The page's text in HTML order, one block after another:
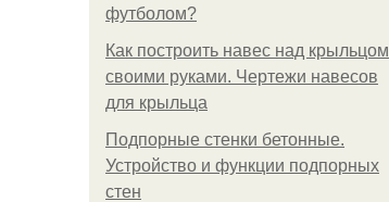
футболом?
Как построить навес над крыльцом
своими руками. Чертежи навесов
для крыльца
Подпорные стенки бетонные.
Устройство и функции подпорных
стен